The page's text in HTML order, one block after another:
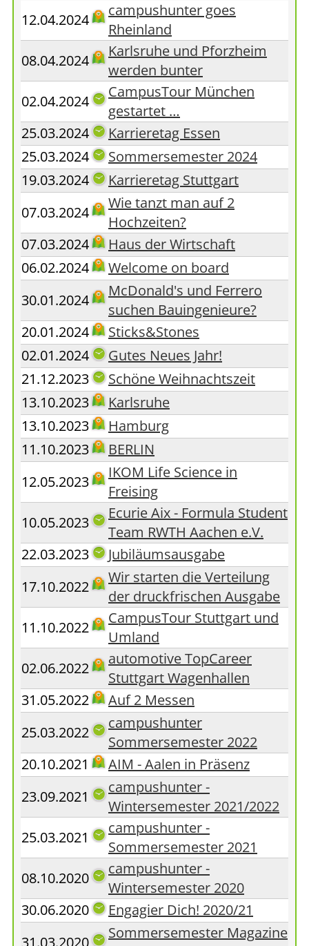
12.04.2024
campushunter goes
Rheinland
08.04.2024
Karlsruhe und Pforzheim
werden bunter
02.04.2024
CampusTour München
gestartet …
25.03.2024
Karrieretag Essen
25.03.2024
Sommersemester 2024
19.03.2024
Karrieretag Stuttgart
07.03.2024
Wie tanzt man auf 2
Hochzeiten?
07.03.2024
Haus der Wirtschaft
06.02.2024
Welcome on board
30.01.2024
McDonald's und Ferrero
suchen Bauingenieure?
20.01.2024
Sticks&Stones
02.01.2024
Gutes Neues Jahr!
21.12.2023
Schöne Weihnachtszeit
13.10.2023
Karlsruhe
13.10.2023
Hamburg
11.10.2023
BERLIN
12.05.2023
IKOM Life Science in
Freising
10.05.2023
Ecurie Aix - Formula Student
Team RWTH Aachen e.V.
22.03.2023
Jubiläumsausgabe
17.10.2022
Wir starten die Verteilung
der druckfrischen Ausgabe
11.10.2022
CampusTour Stuttgart und
Umland
02.06.2022
automotive TopCareer
Stuttgart Wagenhallen
31.05.2022
Auf 2 Messen
25.03.2022
campushunter
Sommersemester 2022
20.10.2021
AIM - Aalen in Präsenz
23.09.2021
campushunter -
Wintersemester 2021/2022
25.03.2021
campushunter -
Sommersemester 2021
08.10.2020
campushunter -
Wintersemester 2020
30.06.2020
Engagier Dich! 2020/21
31.03.2020
Sommersemester Magazine